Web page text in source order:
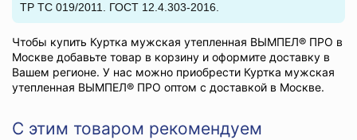
ТР ТС 019/2011. ГОСТ 12.4.303-2016.
Чтобы купить Куртка мужская утепленная ВЫМПЕЛ® ПРО в
Москве добавьте товар в корзину и оформите доставку в
Вашем регионе. У нас можно приобрести Куртка мужская
утепленная ВЫМПЕЛ® ПРО оптом с доставкой в Москве.
С этим товаром рекомендуем